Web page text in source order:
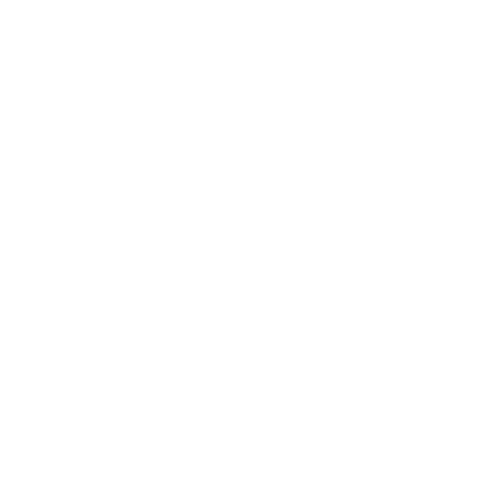
домашнего офиса. Модули
комфортную рабочую
ручек,
(нажмите на уголок и дверка
срок службы и соответствие
и комода выполнены из
высокого качества проверенных